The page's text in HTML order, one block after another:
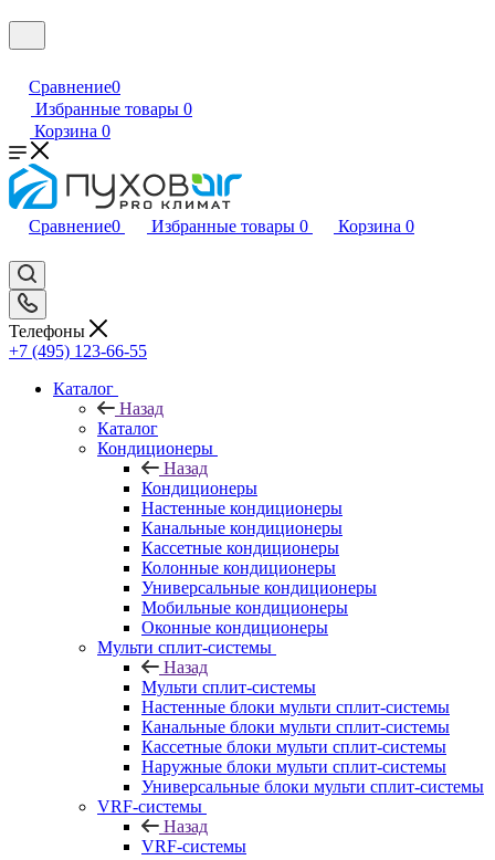
Сравнение0
Избранные товары 0
Корзина 0
Сравнение0 Избранные товары 0 Корзина 0
Телефоны
+7 (495) 123-66-55
Каталог
Назад
Каталог
Кондиционеры
Назад
Кондиционеры
Настенные кондиционеры
Канальные кондиционеры
Кассетные кондиционеры
Колонные кондиционеры
Универсальные кондиционеры
Мобильные кондиционеры
Оконные кондиционеры
Мульти сплит-системы
Назад
Мульти сплит-системы
Настенные блоки мульти сплит-системы
Канальные блоки мульти сплит-системы
Кассетные блоки мульти сплит-системы
Наружные блоки мульти сплит-системы
Универсальные блоки мульти сплит-системы
VRF-системы
Назад
VRF-системы